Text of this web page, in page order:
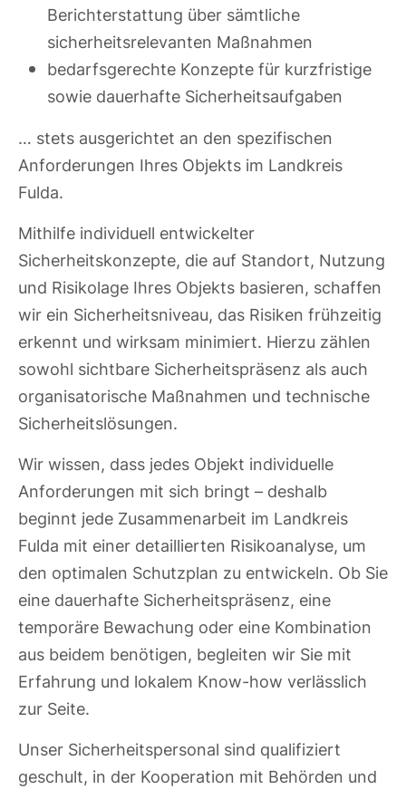
Berichterstattung über sämtliche
sicherheitsrelevanten Maßnahmen
bedarfsgerechte Konzepte für kurzfristige
sowie dauerhafte Sicherheitsaufgaben
… stets ausgerichtet an den spezifischen
Anforderungen Ihres Objekts im Landkreis
Fulda.
Mithilfe individuell entwickelter
Sicherheitskonzepte, die auf Standort, Nutzung
und Risikolage Ihres Objekts basieren, schaffen
wir ein Sicherheitsniveau, das Risiken frühzeitig
erkennt und wirksam minimiert. Hierzu zählen
sowohl sichtbare Sicherheitspräsenz als auch
organisatorische Maßnahmen und technische
Sicherheitslösungen.
Wir wissen, dass jedes Objekt individuelle
Anforderungen mit sich bringt – deshalb
beginnt jede Zusammenarbeit im Landkreis
Fulda mit einer detaillierten Risikoanalyse, um
den optimalen Schutzplan zu entwickeln. Ob Sie
eine dauerhafte Sicherheitspräsenz, eine
temporäre Bewachung oder eine Kombination
aus beidem benötigen, begleiten wir Sie mit
Erfahrung und lokalem Know-how verlässlich
zur Seite.
Unser Sicherheitspersonal sind qualifiziert
geschult, in der Kooperation mit Behörden und